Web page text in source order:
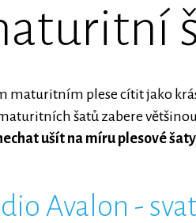
maturitním plese cítit jako
šatů zabere
ušít na míru plesové šaty
Avalon -